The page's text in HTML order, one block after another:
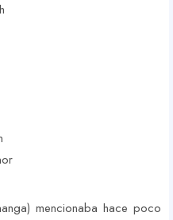
mencionaba hace poco